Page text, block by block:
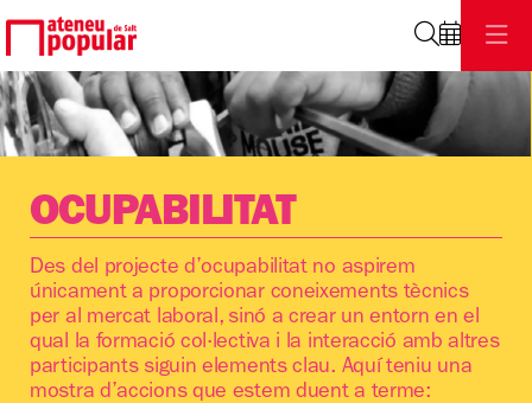
és un carrusel automàtic. Usa les fletxes del
Ocupabilitat
Ocupabilitat
Ocupabilitat. Capçalera Ocupabilitat
OCUPABILITAT
Des del projecte d’ocupabilitat no aspirem
únicament a proporcionar coneixements tècnics
per al mercat laboral, sinó a crear un entorn en el
qual la formació col·lectiva i la interacció amb altres
participants siguin elements clau. Aquí teniu una
mostra d’accions que estem duent a terme: